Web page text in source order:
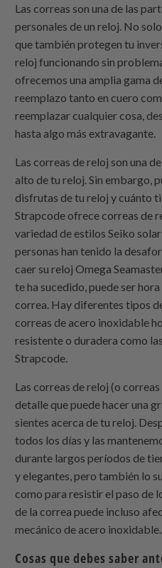
Las correas son una de las
personales de un reloj. No
que también protegen tu
reloj funcionando sin
ofrecemos una amplia gama
reemplazo tanto en cuero
reemplazar cualquier cosa,
hasta algo más extravagante.
Las correas de reloj son una
alto de tu reloj. Sin embargo,
disfrutas de tu reloj y cuánto
Strapcode ofrece correas de
variedad de estilos Seiko
personas han tenido la
caer su reloj Omega
te ha sucedido, puede ser
correa. Hay diferentes tipos
correas de acero inoxidable
resistente o duradera como
Strapcode.
Las correas de reloj (o
detalle que puede hacer una
sientes acerca de tu reloj.
todos los días y las
durante largos períodos de
y elegantes, pero también lo
como para resistir el paso de
de la correa puede incluso
mecánico de acero inoxidable.
Cosas que debes saber